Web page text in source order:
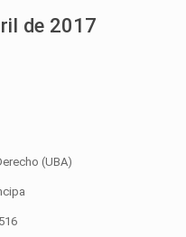
de 2017
(UBA)